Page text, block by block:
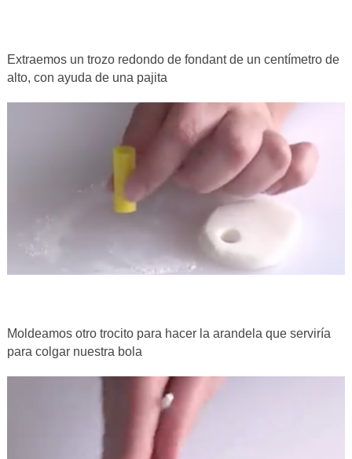
Extraemos un trozo redondo de fondant de un centímetro de
alto, con ayuda de una pajita
Moldeamos otro trocito para hacer la arandela que serviría
para colgar nuestra bola